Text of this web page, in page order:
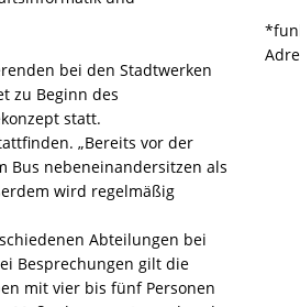
bei den Stadtwerken
zu Beginn des
statt.
„Bereits vor der
Bus nebeneinandersitzen als
wird regelmäßig
Abteilungen bei
Besprechungen gilt die
mit vier bis fünf Personen